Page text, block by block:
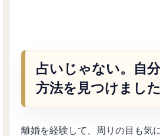
占いじゃない。自
方法を見つけました
離婚を経験して、周りの目も気